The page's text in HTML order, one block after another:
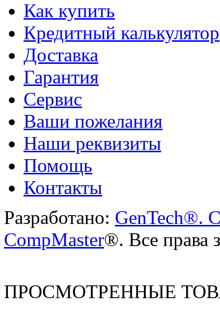
Как купить
Кредитный калькулятор
Доставка
Гарантия
Сервис
Ваши пожелания
Наши реквизиты
Помощь
Контакты
Разработано: GenTech®.
CompMaster®. Все права
ПРОСМОТРЕННЫЕ